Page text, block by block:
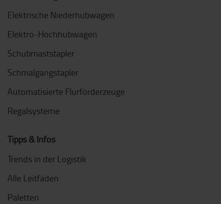
Elektrische Niederhubwagen
Elektro-Hochhubwagen
Schubmaststapler
Schmalgangstapler
Automatisierte Flurförderzeuge
Regalsysteme
Tipps & Infos
Trends in der Logistik
Alle Leitfäden
Paletten